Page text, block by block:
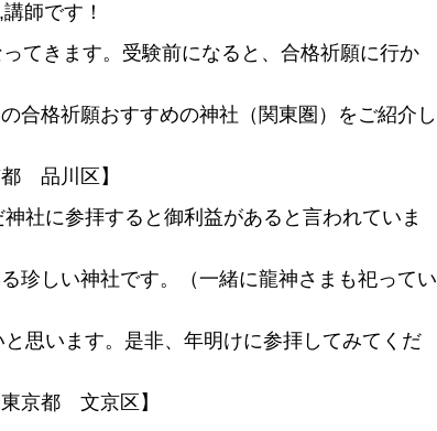
師です！
てきます。受験前になると、合格祈願に行か
合格祈願おすすめの神社（関東圏）をご紹介し
品川区】
社に参拝すると御利益があると言われていま
珍しい神社です。（一緒に龍神さまも祀ってい
思います。是非、年明けに参拝してみてくだ
京都 文京区】